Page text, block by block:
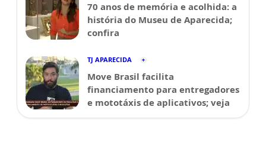
70 anos de memória e acolhida: a
história do Museu de Aparecida;
confira
TJ APARECIDA
Move Brasil facilita
financiamento para entregadores
e mototáxis de aplicativos; veja